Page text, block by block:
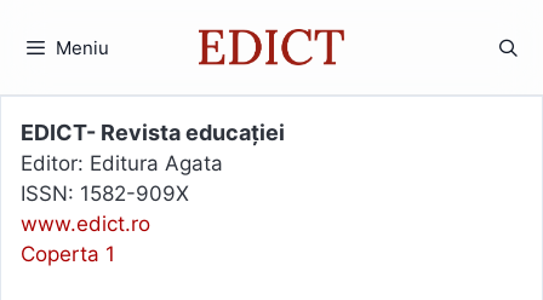
Meniu
EDICT- Revista educației
Editor: Editura Agata
ISSN: 1582-909X
www.edict.ro
Coperta 1